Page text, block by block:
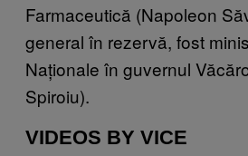
Farmaceutică (Napoleon
general în rezervă, fost
Naționale în guvernul
Spiroiu).
VIDEOS BY VICE